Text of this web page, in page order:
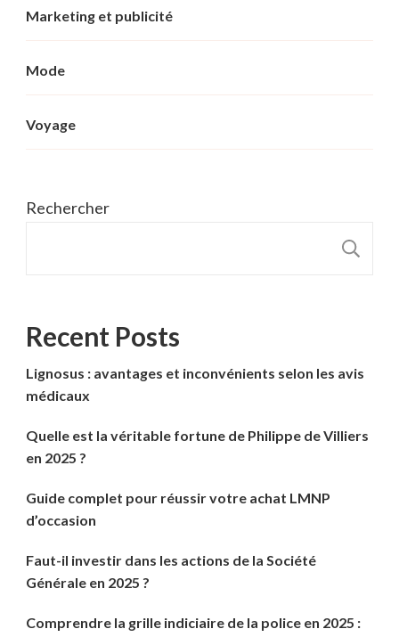
Marketing et publicité
Mode
Voyage
Rechercher
Recent Posts
Lignosus : avantages et inconvénients selon les avis
médicaux
Quelle est la véritable fortune de Philippe de Villiers
en 2025 ?
Guide complet pour réussir votre achat LMNP
d’occasion
Faut-il investir dans les actions de la Société
Générale en 2025 ?
Comprendre la grille indiciaire de la police en 2025 :